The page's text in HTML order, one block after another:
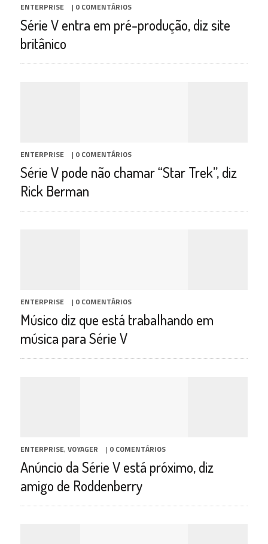
ENTERPRISE | 0 COMENTÁRIOS
Série V entra em pré-produção, diz site
britânico
ENTERPRISE | 0 COMENTÁRIOS
Série V pode não chamar “Star Trek”, diz
Rick Berman
ENTERPRISE | 0 COMENTÁRIOS
Músico diz que está trabalhando em
música para Série V
ENTERPRISE, VOYAGER | 0 COMENTÁRIOS
Anúncio da Série V está próximo, diz
amigo de Roddenberry